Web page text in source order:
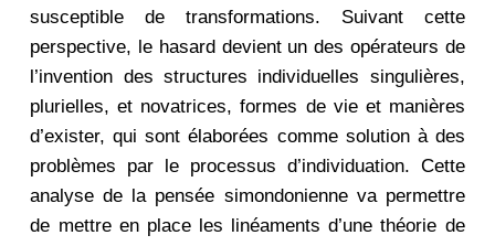
susceptible de transformations. Suivant cette
perspective, le hasard devient un des opérateurs de
l’invention des structures individuelles singulières,
plurielles, et novatrices, formes de vie et manières
d’exister, qui sont élaborées comme solution à des
problèmes par le processus d’individuation. Cette
analyse de la pensée simondonienne va permettre
de mettre en place les linéaments d’une théorie de